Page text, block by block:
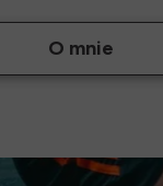
O mnie